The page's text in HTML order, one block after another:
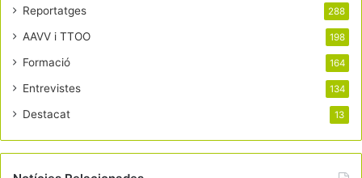
Reportatges 288
AAVV i TTOO 198
Formació 164
Entrevistes 134
Destacat 13